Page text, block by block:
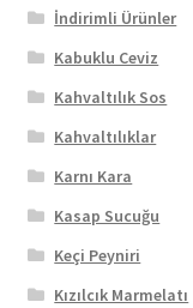
İndirimli Ürünler
Kabuklu Ceviz
Kahvaltılık Sos
Kahvaltılıklar
Karnı Kara
Kasap Sucuğu
Keçi Peyniri
Kızılcık Marmelatı